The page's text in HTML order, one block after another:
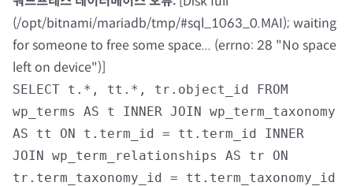
자료실
회원광장
마이페이지
(/opt/bitnami/mariadb/tmp/#sql_1063_0.MAI); waiting
for someone to free some space... (errno: 28 "No space
left on device")]
SELECT t.*, tt.*, tr.object_id FROM
wp_terms AS t INNER JOIN wp_term_taxonomy
AS tt ON t.term_id = tt.term_id INNER
JOIN wp_term_relationships AS tr ON
tr.term_taxonomy_id = tt.term_taxonomy_id